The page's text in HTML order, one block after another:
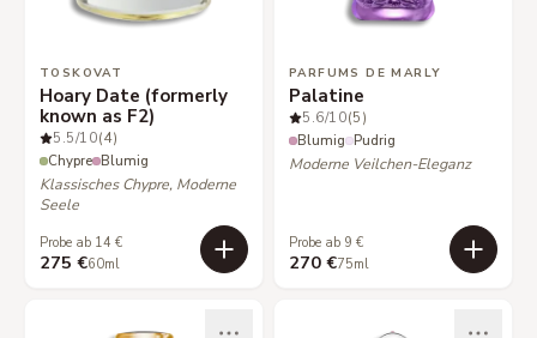
TOSKOVAT
Hoary Date (formerly
known as F2)
5.5/10(4)
Chypre Blumig
Klassisches Chypre, Moderne
Seele
Probe ab 14 €
275 €60ml
PARFUMS DE MARLY
Palatine
5.6/10(5)
Blumig Pudrig
Moderne Veilchen-Eleganz
Probe ab 9 €
270 €75ml